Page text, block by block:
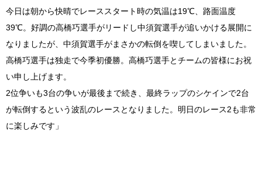
今日は朝から快晴でレーススタート時の気温は19℃、路面温度
39℃。好調の高橋巧選手がリードし中須賀選手が追いかける展開に
なりましたが、中須賀選手がまさかの転倒を喫してしまいました。
高橋巧選手は独走で今季初優勝。高橋巧選手とチームの皆様にお祝
い申し上げます。
2位争いも3台の争いが最後まで続き、最終ラップのシケインで2台
が転倒するという波乱のレースとなりました。明日のレース2も非常
に楽しみです」